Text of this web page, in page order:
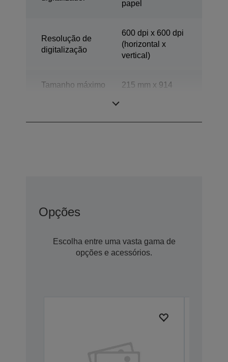
papel
Resolução de
digitalização
600 dpi x 600 dpi
(horizontal x
vertical)
Tamanho máximo
215 mm x 914
Opções
Escolha entre uma vasta gama de
opções e acessórios.